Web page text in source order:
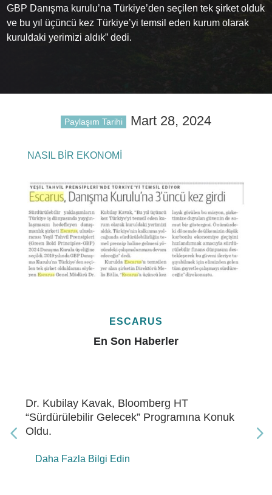
GBP Danışma kurulu’na Türkiye’den seçilen tek şirket olduk
ve bu yıl üçüncü kez Türkiye’yi temsil eden kurum olarak
kuruldaki yerimizi aldık” dedi.
Paylaşım Tarihi Mart 28, 2024
NASIL BİR EKONOMİ
ESCARUS
En Son Haberler
HT
Programına Konuk
Dr. Kubilay Kavak,
Enerji” Programına